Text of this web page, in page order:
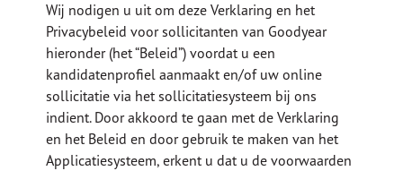
Wij nodigen u uit om deze Verklaring en het
Privacybeleid voor sollicitanten van Goodyear
hieronder (het “Beleid”) voordat u een
kandidatenprofiel aanmaakt en/of uw online
sollicitatie via het sollicitatiesysteem bij ons
indient. Door akkoord te gaan met de Verklaring
en het Beleid en door gebruik te maken van het
Applicatiesysteem, erkent u dat u de voorwaarden